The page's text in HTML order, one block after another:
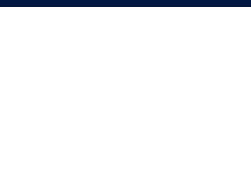
וכנסים. אני רשאי/ת לחזור בי מהסכמתי לעיל בכל